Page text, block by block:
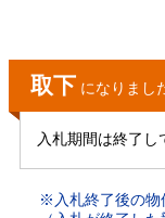
取下 になりまし
入札期間は終了し
※入札終了後の物